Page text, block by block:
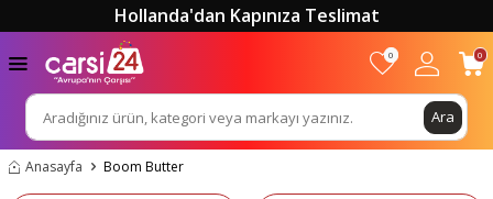
Hollanda'dan Kapınıza Teslimat
Ara
0 0
Anasayfa Boom Butter